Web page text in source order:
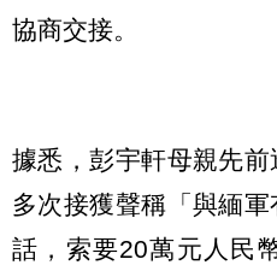
協商交接。
據悉，彭宇軒母親先
多次接獲聲稱「與緬
話，索要20萬元人民